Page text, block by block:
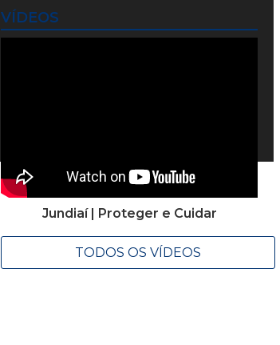
VÍDEOS
Jundiaí | Proteger e Cuidar
TODOS OS VÍDEOS